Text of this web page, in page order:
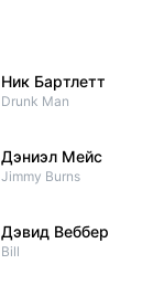
Ник Бартлетт
Drunk Man
Дэниэл Мейс
Jimmy Burns
Дэвид Веббер
Bill